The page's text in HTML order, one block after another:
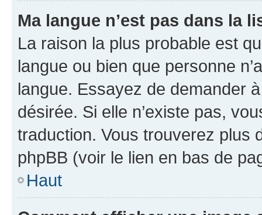
Ma langue n’est pas dans la
La raison la plus probable est
langue ou bien que personne
langue. Essayez de demander
désirée. Si elle n’existe pas,
traduction. Vous trouverez plus
phpBB (voir le lien en bas de
Haut